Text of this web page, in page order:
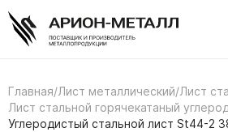
Главная/Лист металлический/Лист
Лист стальной горячекатаный
Углеродистый стальной лист St44-2